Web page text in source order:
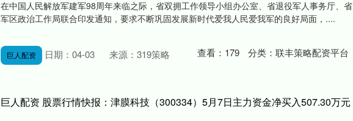
在中国人民解放军建军98周年来临之际，省双拥工作领导小组办公室、省退役军人事务厅、省
军区政治工作局联合印发通知，要求不断巩固发展新时代爱我人民爱我军的良好局面，....
巨人配资 日期：04-03 来源：319策略 查看： 179 分类： 联丰策略配资平台
巨人配资 股票行情快报：津膜科技（300334）5月7日主力资金净买入507.30万元